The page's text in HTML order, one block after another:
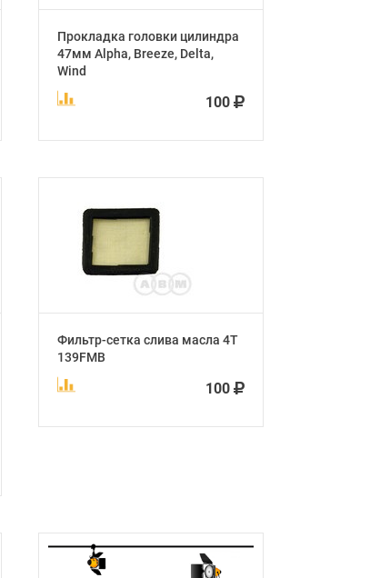
Прокладка головки цилиндра
47мм Alpha, Breeze, Delta,
Wind
100
Фильтр-сетка слива масла 4Т
139FMB
100